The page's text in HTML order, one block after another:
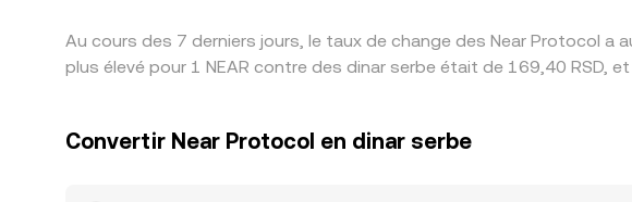
Au cours des 7 derniers jours, le taux de change des Near Protocol a
plus élevé pour 1 NEAR contre des dinar serbe était de 169,40 RSD,
Convertir Near Protocol en dinar serbe